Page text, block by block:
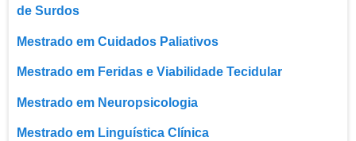
de Surdos
Mestrado em Cuidados Paliativos
Mestrado em Feridas e Viabilidade Tecidular
Mestrado em Neuropsicologia
Mestrado em Linguística Clínica